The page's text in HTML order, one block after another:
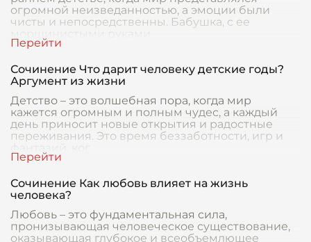
огромной неизведанностью, а эмоции были
чисты и непосредственны. Бабушка, с ее
Сочинение Что дарит человеку детские годы?
Аргумент из жизни
Детство – это волшебная пора, когда мир
кажется огромным и полным чудес, а каждый
день приносит новые открытия и радостные
переживания. Это время беззаботности, игр и
Сочинение Как любовь влияет на жизнь
человека?
Любовь – это фундаментальная сила,
пронизывающая человеческое существование,
оказывающая глубокое и всеобъемлющее